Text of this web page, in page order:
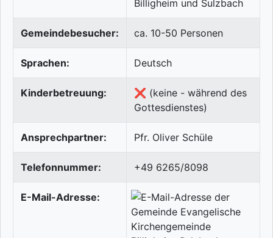
Billigheim und Sulzbach
Gemeindebesucher: ca. 10-50 Personen
Sprachen: Deutsch
Kinderbetreuung:
❌ (keine - während des
Gottesdienstes)
Ansprechpartner: Pfr. Oliver Schüle
Telefonnummer: +49 6265/8098
E-Mail-Adresse: